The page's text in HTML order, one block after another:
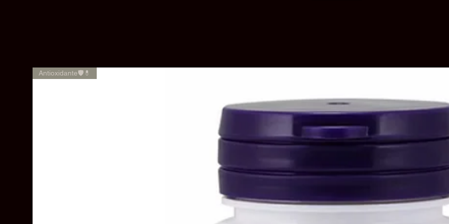
Antioxidante🛡️💊